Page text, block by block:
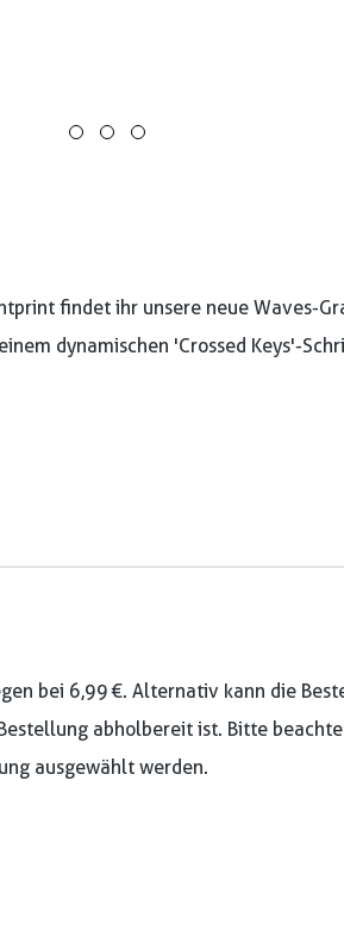
findet ihr unsere neue Waves-
dynamischen 'Crossed Keys'-
bei 6,99 €. Alternativ kann die
abholbereit ist. Bitte
ausgewählt werden.